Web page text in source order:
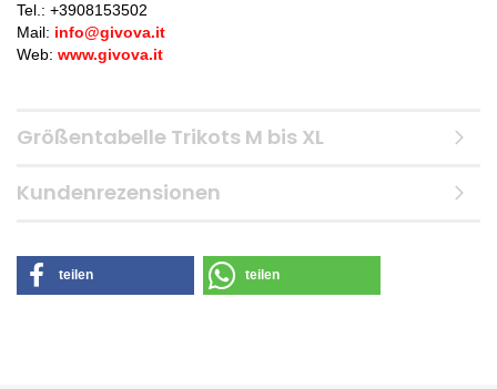
Tel.: +3908153502
Mail: info@givova.it
Web: www.givova.it
Größentabelle Trikots M bis XL
Kundenrezensionen
teilen teilen